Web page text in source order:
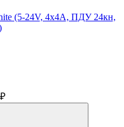
(5-24V, 4x4A, ПДУ 24кн,
₽